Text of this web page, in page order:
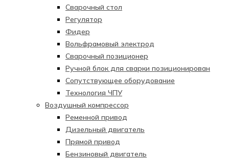
Сварочный стол
Регулятор
Фидер
Вольфрамовый электрод
Сварочный позиционер
Ручной блок для сварки позиционирован
Сопутствующее оборудование
Технология ЧПУ
Воздушный компрессор
Ременной привод
Дизельный двигатель
Прямой привод
Бензиновый двигатель